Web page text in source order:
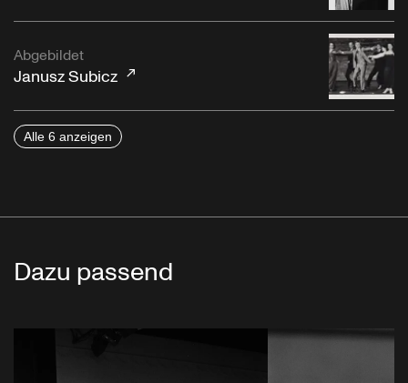
Abgebildet
Janusz Subicz
Alle 6 anzeigen
Dazu passend